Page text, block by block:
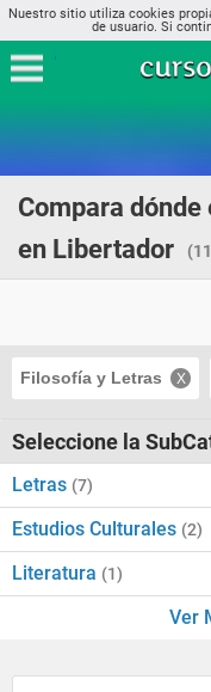
Nuestro sitio utiliza cookies
de usuario. Si
Compara
en Libertador
Filosofía y Letras
Seleccione la
Letras (7)
Estudios Culturales (2)
Literatura (1)
Ver